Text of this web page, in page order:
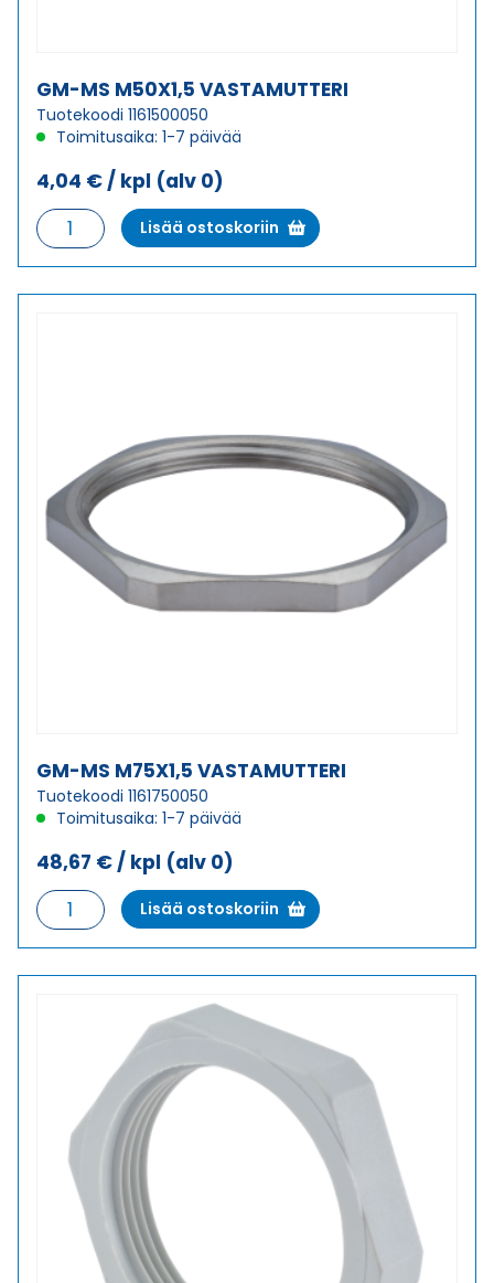
GM-MS M50X1,5 VASTAMUTTERI
Tuotekoodi 1161500050
Toimitusaika: 1-7 päivää
4,04 € / kpl (alv 0)
GM-
MS
M50X1,5
Lisää ostoskoriin
GM-MS M75X1,5 VASTAMUTTERI
Tuotekoodi 1161750050
Toimitusaika: 1-7 päivää
48,67 € / kpl (alv 0)
GM-
MS
M75X1,5
Lisää ostoskoriin